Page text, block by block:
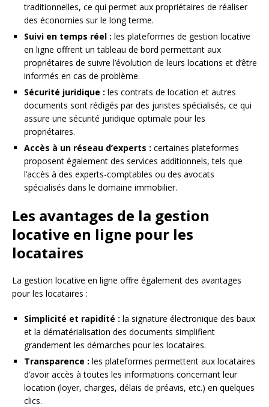
traditionnelles, ce qui permet aux propriétaires de réaliser
des économies sur le long terme.
Suivi en temps réel : les plateformes de gestion locative
en ligne offrent un tableau de bord permettant aux
propriétaires de suivre l’évolution de leurs locations et d’être
informés en cas de problème.
Sécurité juridique : les contrats de location et autres
documents sont rédigés par des juristes spécialisés, ce qui
assure une sécurité juridique optimale pour les
propriétaires.
Accès à un réseau d’experts : certaines plateformes
proposent également des services additionnels, tels que
l’accès à des experts-comptables ou des avocats
spécialisés dans le domaine immobilier.
Les avantages de la gestion
locative en ligne pour les
locataires
La gestion locative en ligne offre également des avantages
pour les locataires :
Simplicité et rapidité : la signature électronique des baux
et la dématérialisation des documents simplifient
grandement les démarches pour les locataires.
Transparence : les plateformes permettent aux locataires
d’avoir accès à toutes les informations concernant leur
location (loyer, charges, délais de préavis, etc.) en quelques
clics.